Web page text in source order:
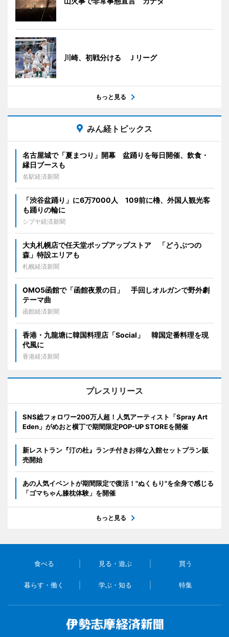
川崎、初戦分ける Ｊリーグ
もっと見る
みん経トピックス
名古屋城で「夏まつり」開幕 盆踊りを毎日開催、飲食・
縁日ブースも
名駅経済新聞
「渋谷盆踊り」に6万7000人 109前に櫓、外国人観光客
も踊りの輪に
シブヤ経済新聞
大丸札幌店で任天堂ポップアップストア 「どうぶつの
森」特設エリアも
札幌経済新聞
OMO5函館で「函館夜景の日」 手回しオルガンで野外劇
テーマ曲
函館経済新聞
香港・九龍塘に韓国料理店「Social」 韓国定番料理を現
代風に
香港経済新聞
プレスリリース
SNS総フォロワー200万人超！人気アーティスト「Spray Art
Eden」がめおと横丁で期間限定POP-UP STOREを開催
新レストラン『汀の杜』ランチ付きお得な入館セットプラン販
売開始
あの人気イベントが期間限定で復活！"ぬくもり"を全身で感じる
「ゴマちゃん膝枕体験」を開催
もっと見る
食べる 見る・遊ぶ 買う
暮らす・働く 学ぶ・知る 特集